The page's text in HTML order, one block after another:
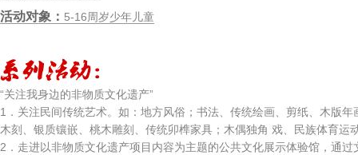
活动对象： 5-16周岁少年儿童
“关注我身边的非物质文化遗产”
1．关注民间传统艺术。如：地方风俗；书法、传统绘画、剪纸、木版
木刻、银质镶嵌、桃木雕刻、传统卯榫家具；木偶独角 戏、民族体育运
2．走进以非物质文化遗产项目内容为主题的公共文化展示体验馆，通